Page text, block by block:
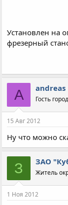
Установлен на
фрезерный
A andreas
Гость
15 Авг 2012
Ну что можно
З ЗАО
Житель
1 Ноя 2012